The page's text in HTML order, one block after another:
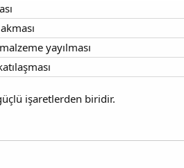
yayılması
işaretlerden biridir.